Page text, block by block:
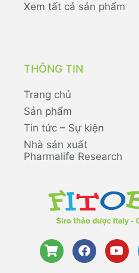
Xem tất cả sản phẩm
THÔNG TIN
Trang chủ
Sản phẩm
Tin tức – Sự kiện
Nhà sản xuất
Pharmalife Research